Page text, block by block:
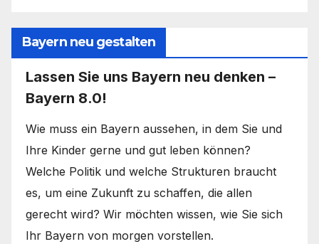
Bayern neu gestalten
Lassen Sie uns Bayern neu denken –
Bayern 8.0!
Wie muss ein Bayern aussehen, in dem Sie und
Ihre Kinder gerne und gut leben können?
Welche Politik und welche Strukturen braucht
es, um eine Zukunft zu schaffen, die allen
gerecht wird? Wir möchten wissen, wie Sie sich
Ihr Bayern von morgen vorstellen.